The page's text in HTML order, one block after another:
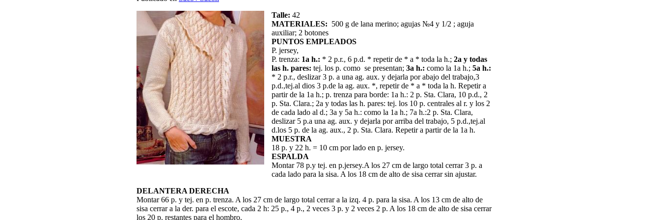
Talle: 42
MATERIALES: 500 g de lana merino; agujas №4 y 1/2 ; aguja
auxiliar; 2 botones
PUNTOS EMPLEADOS
P. jersey,
P. trenza: 1a h.: * 2 p.r., 6 p.d. * repetir de * a * toda la h.; 2a y todas
las h. pares: tej. los p. como se presentan; 3a h.: como la 1a h.; 5a h.:
* 2 p.r., deslizar 3 p. a una ag. aux. y dejarla por abajo del trabajo,3
p.d.,tej.al dios 3 p.de la ag. aux. *, repetir de * a * toda la h. Repetir a
partir de la 1a h.; p. trenza para borde: 1a h.: 2 p. Sta. Clara, 10 p.d., 2
p. Sta. Clara.; 2a y todas las h. pares: tej. los 10 p. centrales al r. y los 2
de cada lado al d.; 3a y 5a h.: como la 1a h.; 7a h.:2 p. Sta. Clara,
deslizar 5 p.a una ag. aux. y dejarla por arriba del trabajo, 5 p.d.,tej.al
d.los 5 p. de la ag. aux., 2 p. Sta. Clara. Repetir a partir de la 1a h.
MUESTRA
18 p. y 22 h. = 10 cm por lado en p. jersey.
ESPALDA
Montar 78 p.y tej. en p.jersey.A los 27 cm de largo total cerrar 3 p. a
cada lado para la sisa. A los 18 cm de alto de sisa cerrar sin ajustar.
DELANTERA DERECHA
Montar 66 p. y tej. en p. trenza. A los 27 cm de largo total cerrar a la izq. 4 p. para la sisa. A los 13 cm de alto de
sisa cerrar a la der. para el escote, cada 2 h: 25 p., 4 p., 2 veces 3 p. y 2 veces 2 p. A los 18 cm de alto de sisa cerrar
los 20 p. restantes para el hombro.